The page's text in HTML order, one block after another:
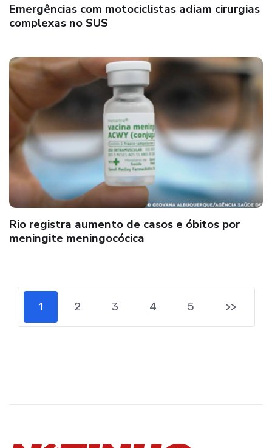
Emergências com motociclistas adiam cirurgias
complexas no SUS
Rio registra aumento de casos e óbitos por
meningite meningocócica
1 2 3 4 5 >>